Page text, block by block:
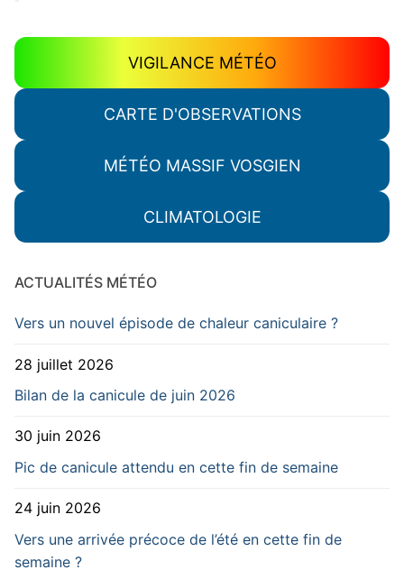
VIGILANCE MÉTÉO
CARTE D'OBSERVATIONS
MÉTÉO MASSIF VOSGIEN
CLIMATOLOGIE
ACTUALITÉS MÉTÉO
Vers un nouvel épisode de chaleur caniculaire ?
28 juillet 2026
Bilan de la canicule de juin 2026
30 juin 2026
Pic de canicule attendu en cette fin de semaine
24 juin 2026
Vers une arrivée précoce de l’été en cette fin de
semaine ?